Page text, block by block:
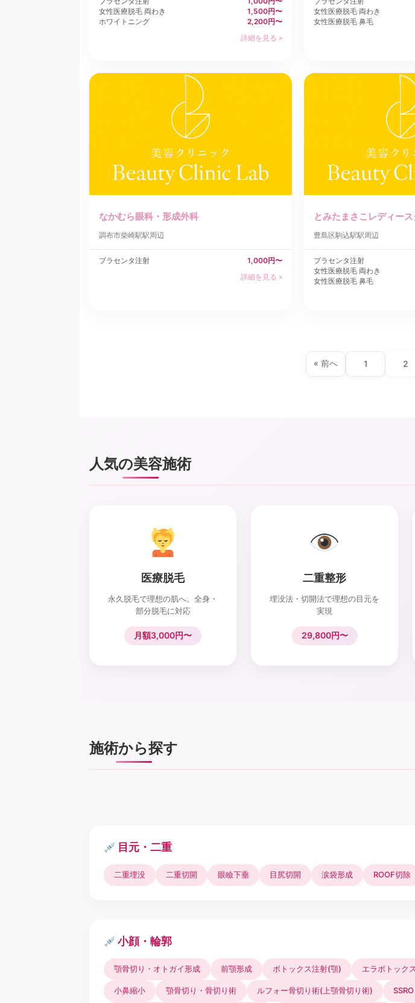
女性医療脱毛 両わき
1,500円〜
ホワイトニング
2,200円〜
詳細を見る »
女性医療脱毛 両わき
女性医療脱毛 鼻毛
なかむら眼科・形成外科
調布市柴崎駅駅周辺
プラセンタ注射
1,000円〜
詳細を見る »
とみたまさこレディー
豊島区駒込駅駅周辺
プラセンタ注射
女性医療脱毛 両わき
女性医療脱毛 鼻毛
« 前へ 1 2
人気の美容施術
医療脱毛
永久脱毛で理想の肌へ。全身・
部分脱毛に対応
月額3,000円〜
二重整形
埋没法・切開法で理想の目元を
実現
29,800円〜
施術から探す
目元・二重
二重埋没 二重切開 眼瞼下垂 目尻切開 涙袋形成 ROOF切除
小顔・輪郭
顎骨切り・オトガイ形成 前顎形成 ボトックス注射(顎) エラボトック
小鼻縮小 顎骨切り・骨切り術 ルフォー骨切り術(上顎骨切り術)